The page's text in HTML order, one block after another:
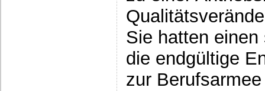
Sie hatten
die endgültige
zur